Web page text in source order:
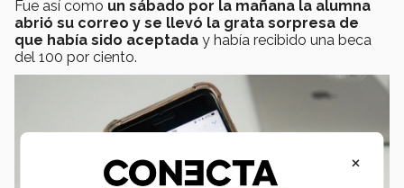
Fue así como un sábado por la mañana la alumna
abrió su correo y se llevó la grata sorpresa de
que había sido aceptada y había recibido una beca
del 100 por ciento.
×